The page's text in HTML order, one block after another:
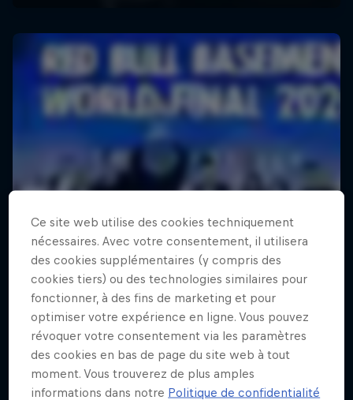
Ce site web utilise des cookies techniquement
nécessaires. Avec votre consentement, il utilisera
des cookies supplémentaires (y compris des
cookies tiers) ou des technologies similaires pour
fonctionner, à des fins de marketing et pour
optimiser votre expérience en ligne. Vous pouvez
révoquer votre consentement via les paramètres
des cookies en bas de page du site web à tout
moment. Vous trouverez de plus amples
informations dans notre Politique de confidentialité